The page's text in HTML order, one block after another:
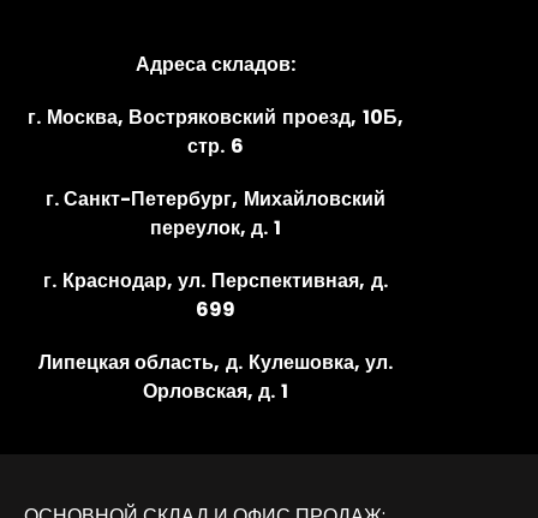
Адреса складов:
г. Москва, Востряковский проезд, 10Б,
стр. 6
г. Санкт-Петербург, Михайловский
переулок, д. 1
г. Краснодар, ул. Перспективная, д.
699
Липецкая область, д. Кулешовка, ул.
Орловская, д. 1